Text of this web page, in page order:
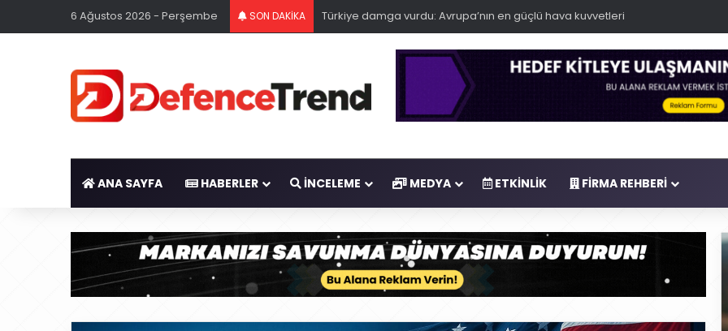
6 Ağustos 2026 - Perşembe SON DAKİKA Pentagon İnsansız Sistemleri Tek Merkezde Topluyor
ANA SAYFA HABERLER İNCELEME MEDYA ETKINLIK FIRMA REHBERI